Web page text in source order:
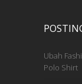
Ubah
Polo Shirt